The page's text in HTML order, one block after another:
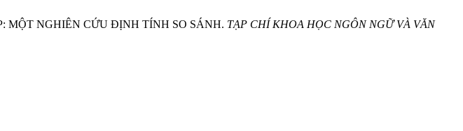
MỘT NGHIÊN CỨU ĐỊNH TÍNH SO SÁNH. TẠP CHÍ KHOA HỌC NGÔN NGỮ VÀ VĂN